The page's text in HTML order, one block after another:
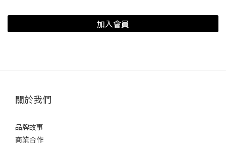
加入會員
關於我們
品牌故事
商業合作